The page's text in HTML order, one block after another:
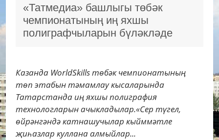
«Татмедиа» башлыгы төбәк
чемпионатының иң яхшы
полиграфчыларын бүләкләде
Казанда WorldSkills төбәк чемпионатының
төп этабын тәмамлау кысаларында
Татарстанда иң яхшы полиграфия
технологларын ачыкладылар.«Сер түгел,
өйрәнгәндә катнашучылар кыйммәтле
җиһазлар куллана алмыйлар...